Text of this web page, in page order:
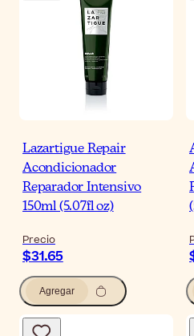
Lazartigue Repair
Acondicionador
Reparador Intensivo
150ml (5.07fl oz)
Precio
$31.65
Agregar